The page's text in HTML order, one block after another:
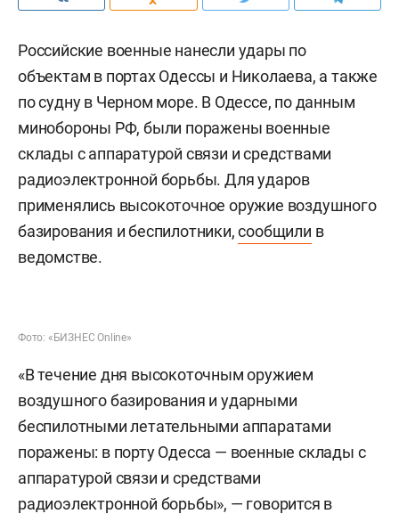
Российские военные нанесли удары по
объектам в портах Одессы и Николаева, а также
по судну в Черном море. В Одессе, по данным
минобороны РФ, были поражены военные
склады с аппаратурой связи и средствами
радиоэлектронной борьбы. Для ударов
применялись высокоточное оружие воздушного
базирования и беспилотники,сообщили в
ведомстве.
Фото: «БИЗНЕС Online»
«В течение дня высокоточным оружием
воздушного базирования и ударными
беспилотными летательными аппаратами
поражены: в порту Одесса — военные склады с
аппаратурой связи и средствами
радиоэлектронной борьбы», — говорится в